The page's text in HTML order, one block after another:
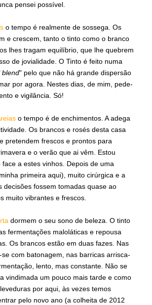
pensei possível.
o tempo é realmente de sossega. Os
e crescem, tanto o tinto como o branco
lhes tragam equilíbrio, que lhe quebrem
de jovialidade. O Tinto é feito numa
blend" pelo que não há grande dispersão
por agora. Nestes dias, de mim, pede-
e vigilância. Só!
o tempo é de enchimentos. A adega
Os brancos e rosés desta casa
pretendem frescos e prontos para
e o verão que ai vêm. Estou
face a estes vinhos. Depois de uma
primeira aqui), muito cirúrgica e a
decisões fossem tomadas quase ao
muito vibrantes e frescos.
dormem o seu sono de beleza. O tinto
fermentações maloláticas e repousa
Os brancos estão em duas fazes. Nas
com batonagem, nas barricas arrisca-
lento, mas constante. Não se
vindimada um pouco mais tarde e como
por aqui, às vezes temos
pelo novo ano (a colheita de 2012